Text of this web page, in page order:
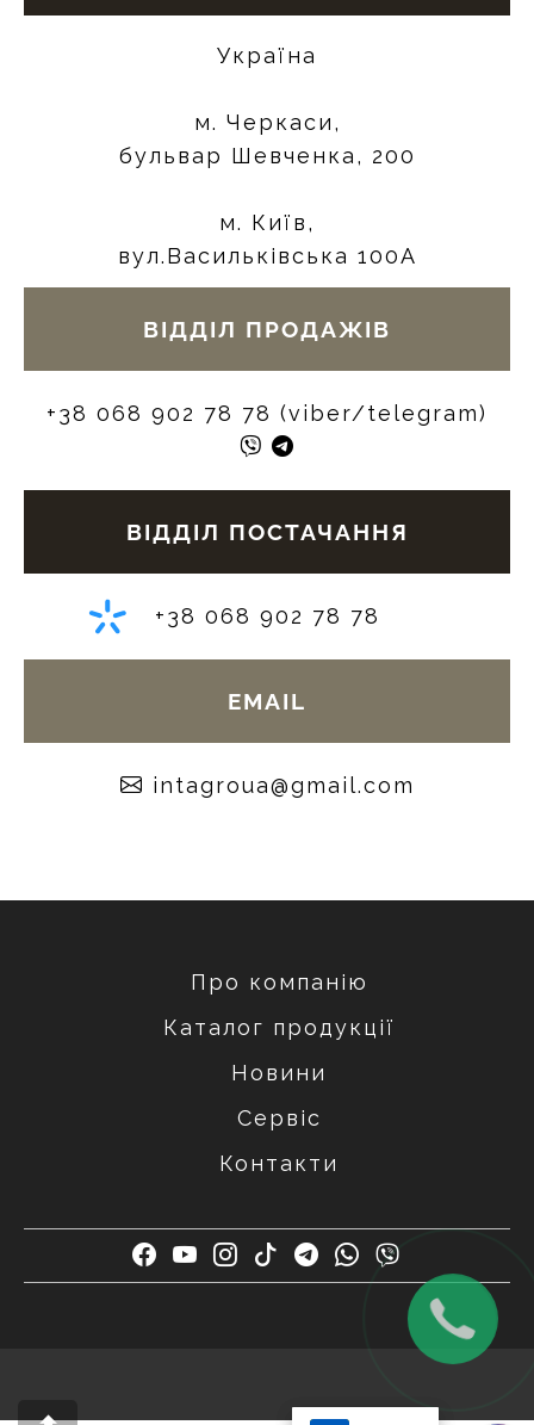
Україна
м. Черкаси,
бульвар Шевченка, 200
м. Київ,
вул.Васильківська 100А
ВІДДІЛ ПРОДАЖІВ
+38 068 902 78 78 (viber/telegram)
ВІДДІЛ ПОСТАЧАННЯ
+38 068 902 78 78
EMAIL
moc.liamg@auorgatni
Про компанію
Каталог продукції
Новини
Сервіс
Контакти